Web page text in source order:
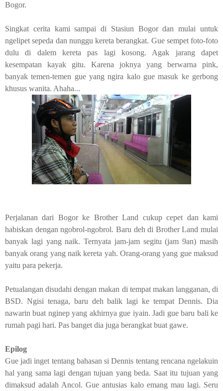
Bogor.
Singkat cerita kami sampai di Stasiun Bogor dan mulai untuk
ngelipet sepeda dan nunggu kereta berangkat. Gue sempet foto-foto
dulu di dalem kereta pas lagi kosong. Agak jarang dapet
kesempatan kayak gitu. Karena joknya yang berwarna pink,
banyak temen-temen gue yang ngira kalo gue masuk ke gerbong
khusus wanita. Ahaha...
Perjalanan dari Bogor ke Brother Land cukup cepet dan kami
habiskan dengan ngobrol-ngobrol. Baru deh di Brother Land mulai
banyak lagi yang naik. Ternyata jam-jam segitu (jam 9an) masih
banyak orang yang naik kereta yah. Orang-orang yang gue maksud
yaitu para pekerja.
Petualangan disudahi dengan makan di tempat makan langganan, di
BSD. Ngisi tenaga, baru deh balik lagi ke tempat Dennis. Dia
nawarin buat nginep yang akhirnya gue iyain. Jadi gue baru bali ke
rumah pagi hari. Pas banget dia juga berangkat buat gawe.
Epilog
Gue jadi inget tentang bahasan si Dennis tentang rencana ngelakuin
hal yang sama lagi dengan tujuan yang beda. Saat itu tujuan yang
dimaksud adalah Ancol. Gue antusias kalo emang mau lagi. Seru